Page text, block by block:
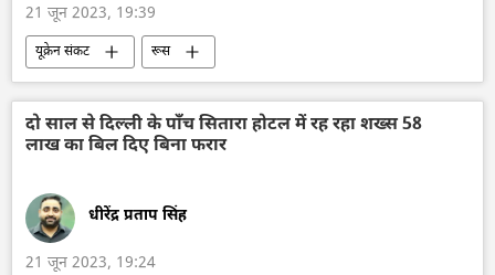
21 जून 2023, 19:39
यूक्रेन संकट
रूस
रूसी संघीय सुरक्षा सेवा (एफएसबी)
राष्ट्रीय सुरक्षा
रक्षा मंत्रालय (MoD)
विशेष सैन्य अभियान
कखोवका बांध
बाढ़
दो साल से दिल्ली के पाँच सितारा होटल में रह रहा शख्स 58
लाख का बिल दिए बिना फरार
धीरेंद्र प्रताप सिंह
21 जून 2023, 19:24